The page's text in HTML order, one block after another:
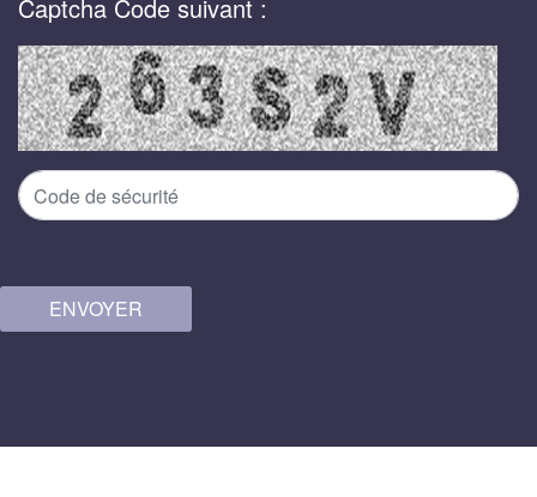
Captcha Code suivant :
ENVOYER